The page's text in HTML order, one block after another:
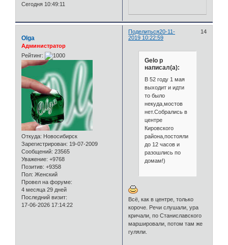
Сегодня 10:49:11
Поделиться 14
20-11-
2019 10:22:59
Olga
Администратор
Рейтинг:
Откуда: Новосибирск
Зарегистрирован: 19-07-2009
Сообщений: 23565
Уважение: +9768
Позитив: +9358
Пол: Женский
Провел на форуме:
4 месяца 29 дней
Последний визит:
17-06-2026 17:14:22
Gelo p
написал(а):
В 52 году 1 мая
выходит и идти
то было
некуда,мостов
нет.Собрались в
центре
Кировского
района,постояли
до 12 часов и
разошлись по
домам!)
Всё, как в центре, только
короче. Речи слушали, ура
кричали, по Станиславского
маршировали, потом там же
гуляли.